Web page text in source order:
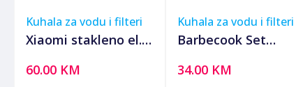
Kuhala za vodu i filteri
Xiaomi stakleno el.
osvjetljenje 1.7L,
60.00 KM
Kuhala za vodu i filteri
Barbecook Set
za PB plinsku bocu -
34.00 KM